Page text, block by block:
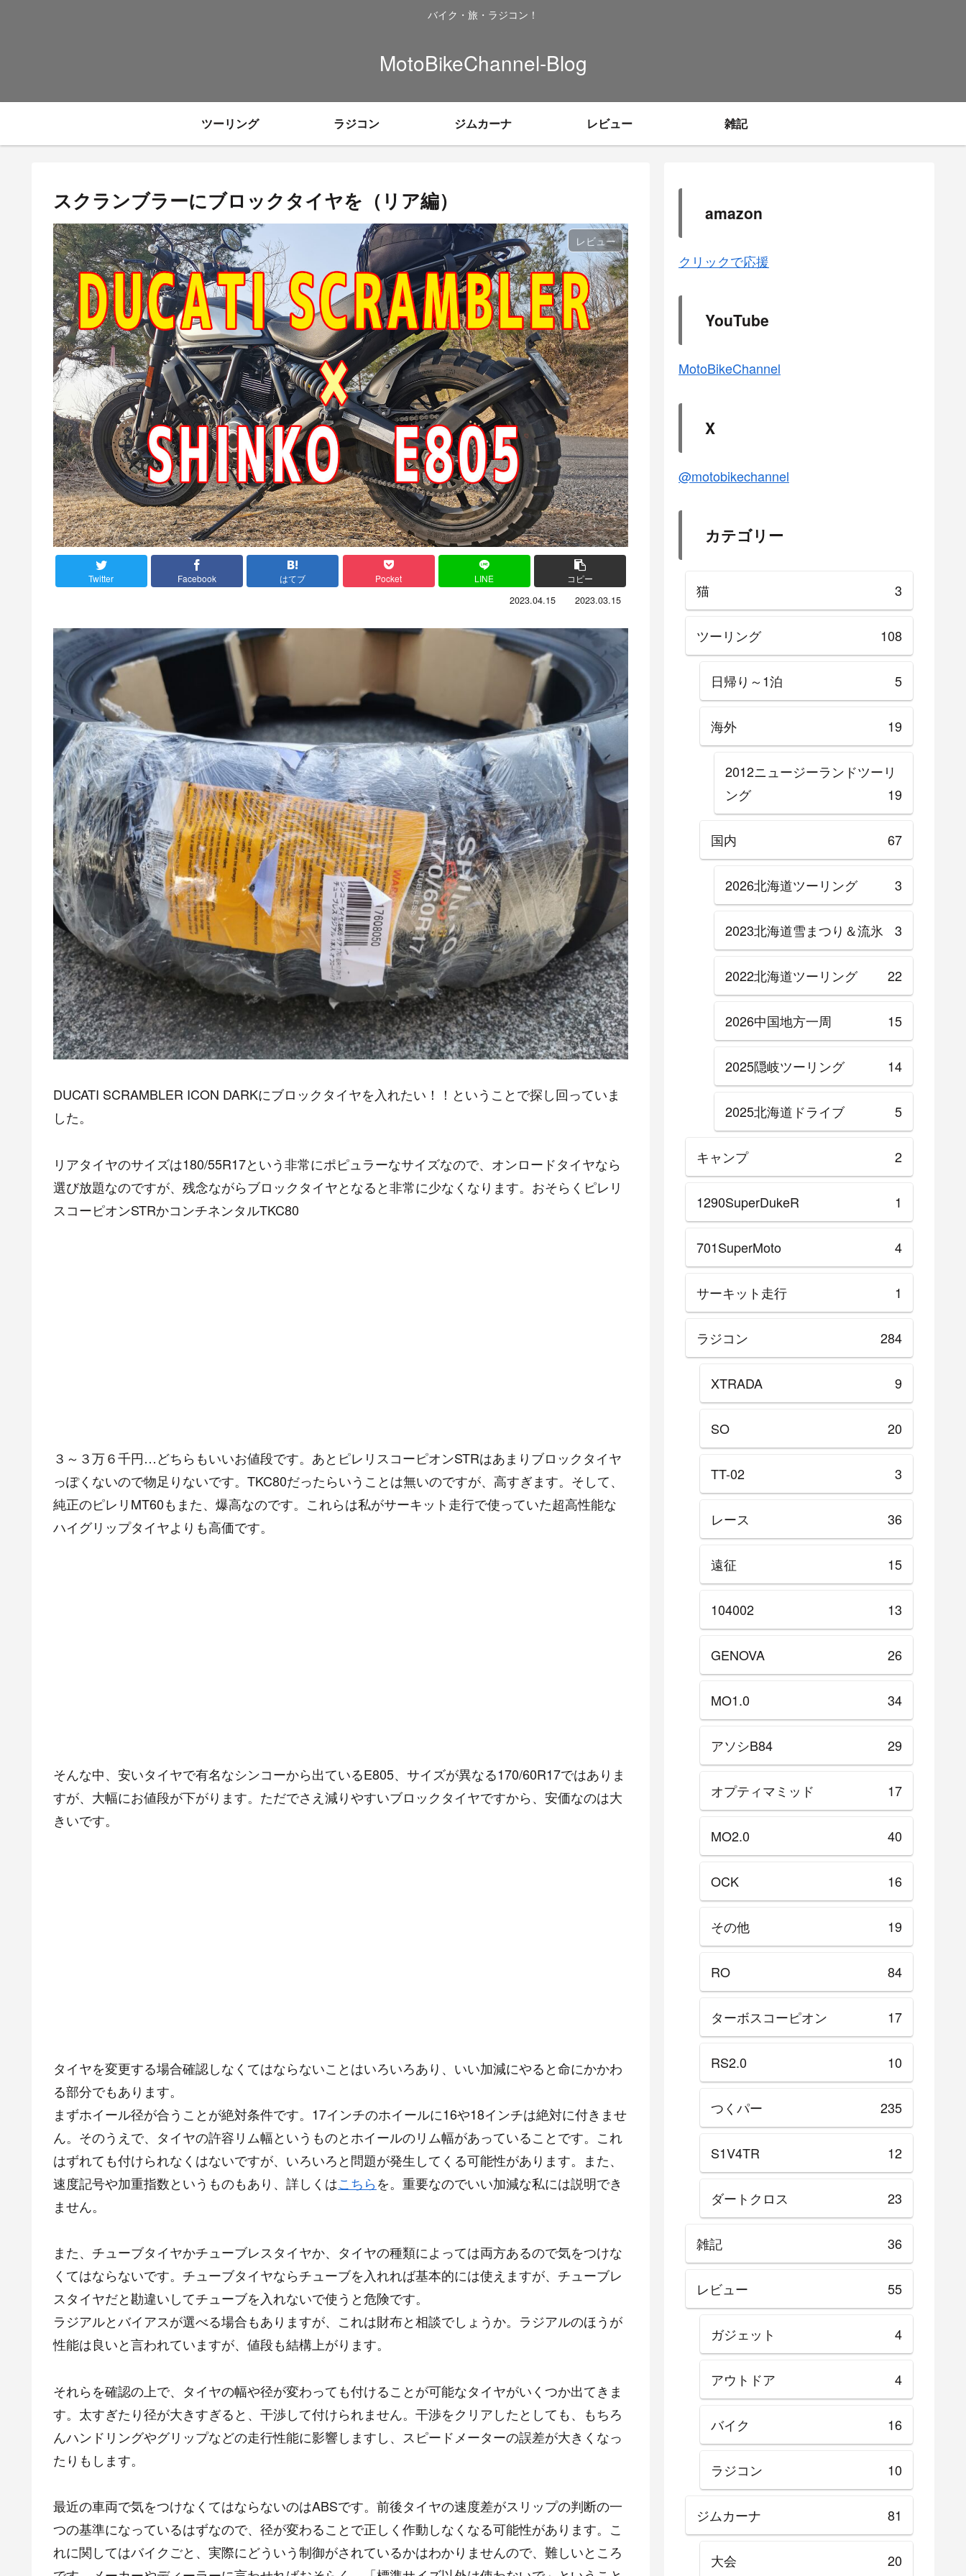
バイク・旅・ラジコン！
MotoBikeChannel-Blog
ツーリング ラジコン ジムカーナ レビュー 雑記
スクランブラーにブロックタイヤを（リア編）
レビュー
Twitter Facebook はてブ Pocket LINE コピー
2023.04.15 2023.03.15
DUCATI SCRAMBLER ICON DARKにブロックタイヤを入れたい！！ということで探し回っていま
した。
リアタイヤのサイズは180/55R17という非常にポピュラーなサイズなので、オンロードタイヤなら
選び放題なのですが、残念ながらブロックタイヤとなると非常に少なくなります。おそらくピレリ
スコーピオンSTRかコンチネンタルTKC80
３～３万６千円…どちらもいいお値段です。あとピレリスコーピオンSTRはあまりブロックタイヤ
っぽくないので物足りないです。TKC80だったらいうことは無いのですが、高すぎます。そして、
純正のピレリMT60もまた、爆高なのです。これらは私がサーキット走行で使っていた超高性能な
ハイグリップタイヤよりも高価です。
そんな中、安いタイヤで有名なシンコーから出ているE805、サイズが異なる170/60R17ではありま
すが、大幅にお値段が下がります。ただでさえ減りやすいブロックタイヤですから、安価なのは大
きいです。
タイヤを変更する場合確認しなくてはならないことはいろいろあり、いい加減にやると命にかかわ
る部分でもあります。
まずホイール径が合うことが絶対条件です。17インチのホイールに16や18インチは絶対に付きませ
ん。そのうえで、タイヤの許容リム幅というものとホイールのリム幅があっていることです。これ
はずれても付けられなくはないですが、いろいろと問題が発生してくる可能性があります。また、
速度記号や加重指数というものもあり、詳しくはこちらを。重要なのでいい加減な私には説明でき
ません。
また、チューブタイヤかチューブレスタイヤか、タイヤの種類によっては両方あるので気をつけな
くてはならないです。チューブタイヤならチューブを入れれば基本的には使えますが、チューブレ
スタイヤだと勘違いしてチューブを入れないで使うと危険です。
ラジアルとバイアスが選べる場合もありますが、これは財布と相談でしょうか。ラジアルのほうが
性能は良いと言われていますが、値段も結構上がります。
それらを確認の上で、タイヤの幅や径が変わっても付けることが可能なタイヤがいくつか出てきま
す。太すぎたり径が大きすぎると、干渉して付けられません。干渉をクリアしたとしても、もちろ
んハンドリングやグリップなどの走行性能に影響しますし、スピードメーターの誤差が大きくなっ
たりもします。
最近の車両で気をつけなくてはならないのはABSです。前後タイヤの速度差がスリップの判断の一
つの基準になっているはずなので、径が変わることで正しく作動しなくなる可能性があります。こ
れに関してはバイクごと、実際にどういう制御がされているかはわかりませんので、難しいところ
amazon
クリックで応援
YouTube
MotoBikeChannel
X
@motobikechannel
カテゴリー
猫 3
ツーリング 108
日帰り～1泊 5
海外 19
2012ニュージーランドツーリ
ング
19
国内 67
2026北海道ツーリング 3
2023北海道雪まつり＆流氷 3
2022北海道ツーリング 22
2026中国地方一周 15
2025隠岐ツーリング 14
2025北海道ドライブ 5
キャンプ 2
1290SuperDukeR 1
701SuperMoto 4
サーキット走行 1
ラジコン 284
XTRADA 9
SO 20
TT-02 3
レース 36
遠征 15
104002 13
GENOVA 26
MO1.0 34
アソシB84 29
オプティマミッド 17
MO2.0 40
OCK 16
その他 19
RO 84
ターボスコーピオン 17
RS2.0 10
つくパー 235
S1V4TR 12
ダートクロス 23
雑記 36
レビュー 55
ガジェット 4
アウトドア 4
バイク 16
ラジコン 10
ジムカーナ 81
大会 20